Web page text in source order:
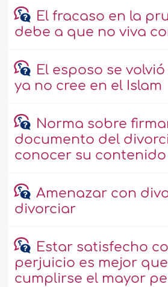
El fracaso en la
debe a que no viva
El esposo se
ya no cree en el Islam
Norma sobre
documento del
conocer su contenido
Amenazar con
divorciar
Estar satisfecho
perjuicio es mejor
cumplirse el mayor